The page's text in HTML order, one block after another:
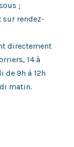
;
sur rendez-
directement
14 à
de 9h à 12h
matin.